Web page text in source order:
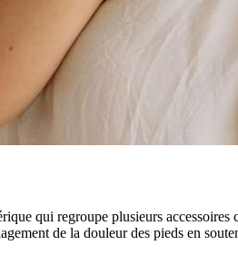
qui regroupe plusieurs
de la douleur des pieds en